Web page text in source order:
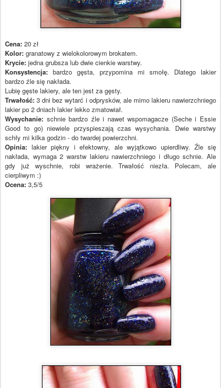
Cena: 20 zł
Kolor: granatowy z wielokolorowym brokatem.
Krycie:jedna grubsza lub dwie cienkie warstwy.
Konsystencja: bardzo gęsta, przypomina mi smołę. Dlatego lakier
bardzo źle się nakłada.
Lubię gęste lakiery, ale ten jest za gęsty.
Trwałość: 3 dni bez wytarć i odprysków, ale mimo lakieru nawierzchniego
lakier po 2 dniach lakier lekko zmatowiał.
Wysychanie: schnie bardzo źle i nawet wspomagacze (Seche i Essie
Good to go) niewiele przyspieszają czas wysychania. Dwie warstwy
schły mi kilka godzin - do twardej powierzchni.
Opinia: lakier piękny i efektowny, ale wyjątkowo upierdliwy. Źle się
nakłada, wymaga 2 warstw lakieru nawierzchniego i długo schnie. Ale
gdy już wyschnie, robi wrażenie. Trwałość niezła. Polecam, ale
cierpliwym :)
Ocena: 3,5/5